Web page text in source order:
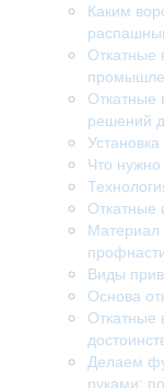
Каким
Откатные
Откатные
решений
Что
Откатные
Материал
Виды
Основа
Откатные
Делаем
руками: